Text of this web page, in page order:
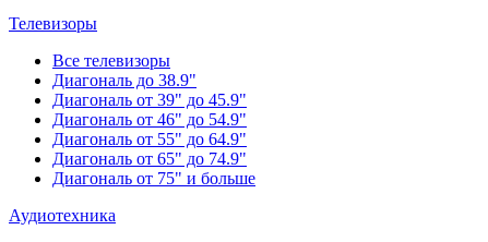
Телевизоры
Все телевизоры
Диагональ до 38.9"
Диагональ от 39" до 45.9"
Диагональ от 46" до 54.9"
Диагональ от 55" до 64.9"
Диагональ от 65" до 74.9"
Диагональ от 75" и больше
Аудиотехника